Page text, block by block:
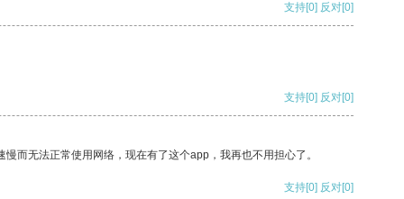
支持[0] 反对[0]
支持[0] 反对[0]
而无法正常使用网络，现在有了这个app，我再也不用担心了。
支持[0] 反对[0]